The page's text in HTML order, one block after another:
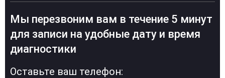
Мы перезвоним вам в течение 5 минут
для записи на удобные дату и время
диагностики
Оставьте ваш телефон: